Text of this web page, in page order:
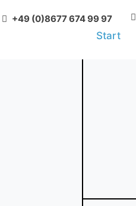
Start
+49 (0)8677 674 99 97